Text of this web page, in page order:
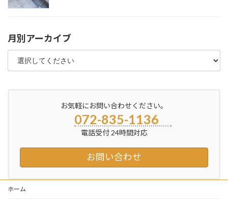
月別アーカイブ
お気軽にお問い合わせください。
072-835-1136
電話受付 24時間対応
お問い合わせ
ホーム